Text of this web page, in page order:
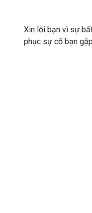
Xin lỗi bạn vì sự
phục sự cố bạn